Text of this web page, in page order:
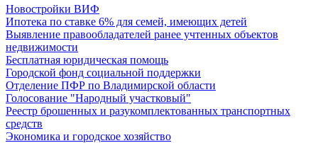
Новостройки ВИФ
Ипотека по ставке 6% для семей, имеющих детей
Выявление правообладателей ранее учтенных объектов
недвижимости
Бесплатная юридическая помощь
Городской фонд социальной поддержки
Отделение ПФР по Владимирской области
Голосование "Народный участковый"
Реестр брошенных и разукомплектованных транспортных
средств
Экономика и городское хозяйство